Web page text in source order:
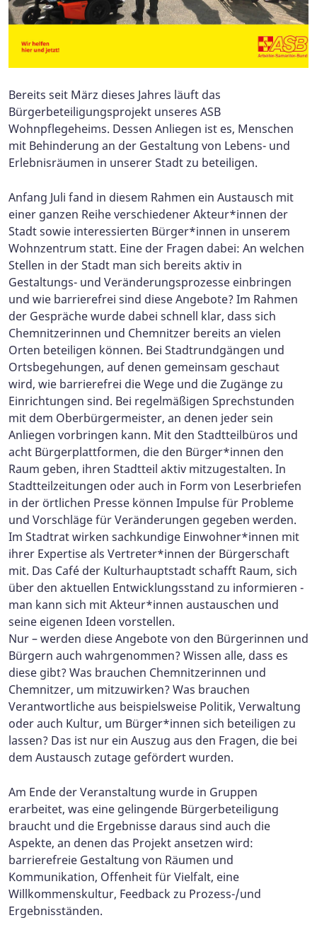
Bereits seit März dieses Jahres läuft das
Bürgerbeteiligungsprojekt unseres ASB
Wohnpflegeheims. Dessen Anliegen ist es, Menschen
mit Behinderung an der Gestaltung von Lebens- und
Erlebnisräumen in unserer Stadt zu beteiligen.
Anfang Juli fand in diesem Rahmen ein Austausch mit
einer ganzen Reihe verschiedener Akteur*innen der
Stadt sowie interessierten Bürger*innen in unserem
Wohnzentrum statt. Eine der Fragen dabei: An welchen
Stellen in der Stadt man sich bereits aktiv in
Gestaltungs- und Veränderungsprozesse einbringen
und wie barrierefrei sind diese Angebote? Im Rahmen
der Gespräche wurde dabei schnell klar, dass sich
Chemnitzerinnen und Chemnitzer bereits an vielen
Orten beteiligen können. Bei Stadtrundgängen und
Ortsbegehungen, auf denen gemeinsam geschaut
wird, wie barrierefrei die Wege und die Zugänge zu
Einrichtungen sind. Bei regelmäßigen Sprechstunden
mit dem Oberbürgermeister, an denen jeder sein
Anliegen vorbringen kann. Mit den Stadtteilbüros und
acht Bürgerplattformen, die den Bürger*innen den
Raum geben, ihren Stadtteil aktiv mitzugestalten. In
Stadtteilzeitungen oder auch in Form von Leserbriefen
in der örtlichen Presse können Impulse für Probleme
und Vorschläge für Veränderungen gegeben werden.
Im Stadtrat wirken sachkundige Einwohner*innen mit
ihrer Expertise als Vertreter*innen der Bürgerschaft
mit. Das Café der Kulturhauptstadt schafft Raum, sich
über den aktuellen Entwicklungsstand zu informieren -
man kann sich mit Akteur*innen austauschen und
seine eigenen Ideen vorstellen.
Nur – werden diese Angebote von den Bürgerinnen und
Bürgern auch wahrgenommen? Wissen alle, dass es
diese gibt? Was brauchen Chemnitzerinnen und
Chemnitzer, um mitzuwirken? Was brauchen
Verantwortliche aus beispielsweise Politik, Verwaltung
oder auch Kultur, um Bürger*innen sich beteiligen zu
lassen? Das ist nur ein Auszug aus den Fragen, die bei
dem Austausch zutage gefördert wurden.
Am Ende der Veranstaltung wurde in Gruppen
erarbeitet, was eine gelingende Bürgerbeteiligung
braucht und die Ergebnisse daraus sind auch die
Aspekte, an denen das Projekt ansetzen wird:
barrierefreie Gestaltung von Räumen und
Kommunikation, Offenheit für Vielfalt, eine
Willkommenskultur, Feedback zu Prozess-/und
Ergebnisständen.